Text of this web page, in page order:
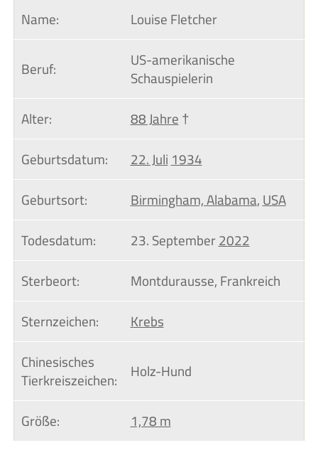
Name:
Louise Fletcher
Beruf:
US-amerikanische
Schauspielerin
Alter:
88 Jahre†
Geburtsdatum:
22. Juli1934
Geburtsort:
Birmingham, Alabama,USA
Todesdatum:
23. September2022
Sterbeort:
Montdurausse, Frankreich
Sternzeichen:
Krebs
Chinesisches
Tierkreiszeichen: Holz-Hund
Größe:
1,78 m